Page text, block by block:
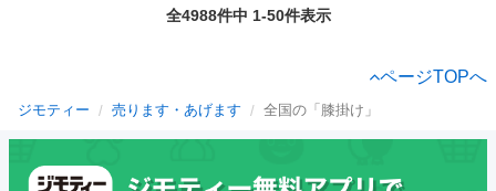
全4988件中 1-50件表示
ページTOPへ
ジモティー 売ります・あげます 全国の「膝掛け」